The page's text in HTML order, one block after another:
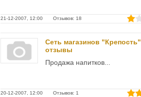
21-12-2007, 12:00 Отзывов: 18
Сеть магазинов "Крепость"
отзывы
Продажа напитков...
20-12-2007, 12:00 Отзывов: 1